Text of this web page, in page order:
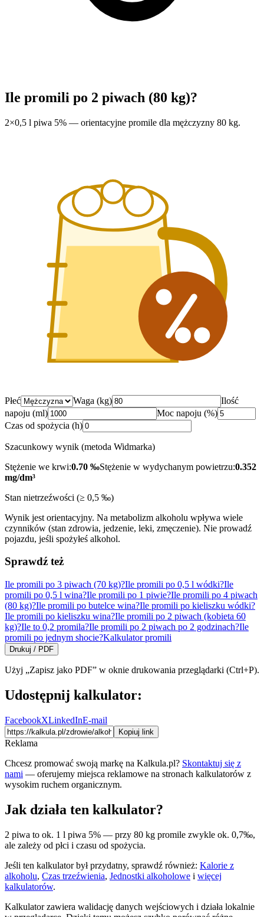
Ile promili po 2 piwach (80 kg)?
2×0,5 l piwa 5% — orientacyjne promile dla mężczyzny 80 kg.
Płeć Waga (kg)
Ilość
napoju (ml)
Moc napoju (%)
Czas od spożycia (h)
Szacunkowy wynik (metoda Widmarka)
Stężenie we krwi:0.70 ‰Stężenie w wydychanym powietrzu:0.352
mg/dm³
Stan nietrzeźwości (≥ 0,5 ‰)
Wynik jest orientacyjny. Na metabolizm alkoholu wpływa wiele
czynników (stan zdrowia, jedzenie, leki, zmęczenie). Nie prowadź
pojazdu, jeśli spożyłeś alkohol.
Sprawdź też
Ile promili po 3 piwach (70 kg)?Ile promili po 0,5 l wódki?Ile
promili po 0,5 l wina?Ile promili po 1 piwie?Ile promili po 4 piwach
(80 kg)?Ile promili po butelce wina?Ile promili po kieliszku wódki?
Ile promili po kieliszku wina?Ile promili po 2 piwach (kobieta 60
kg)?Ile to 0,2 promila?Ile promili po 2 piwach po 2 godzinach?Ile
promili po jednym shocie?Kalkulator promili
Drukuj / PDF
Użyj „Zapisz jako PDF” w oknie drukowania przeglądarki (Ctrl+P).
Udostępnij kalkulator:
FacebookXLinkedInE-mail
Kopiuj link
Reklama
Chcesz promować swoją markę na Kalkula.pl? Skontaktuj się z
nami — oferujemy miejsca reklamowe na stronach kalkulatorów z
wysokim ruchem organicznym.
Jak działa ten kalkulator?
2 piwa to ok. 1 l piwa 5% — przy 80 kg promile zwykle ok. 0,7‰,
ale zależy od płci i czasu od spożycia.
Jeśli ten kalkulator był przydatny, sprawdź również: Kalorie z
alkoholu, Czas trzeźwienia, Jednostki alkoholowe i więcej
kalkulatorów.
Kalkulator zawiera walidację danych wejściowych i działa lokalnie